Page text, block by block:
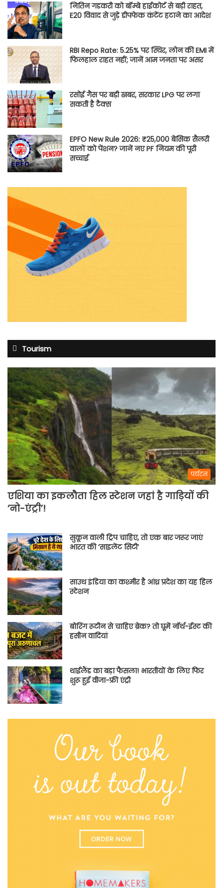
नितिन गडकरी को बॉम्बे हाईकोर्ट से बड़ी राहत,
E20 विवाद से जुड़े डीपफेक कंटेंट हटाने का आदेश
RBI Repo Rate: 5.25% पर स्थिर, लोन की EMI में
फिलहाल राहत नहीं; जानें आम जनता पर असर
रसोई गैस पर बड़ी खबर, सरकार LPG पर लगा
सकती है टैक्स
EPFO New Rule 2026: ₹25,000 बेसिक सैलरी
वालों को पेंशन? जानें नए PF नियम की पूरी
सच्चाई
Tourism
पर्यटन
एशिया का इकलौता हिल स्टेशन जहां है गाड़ियों की
‘नो-एंट्री’!
सुकून वाली ट्रिप चाहिए, तो एक बार जरूर जाएं
भारत की ‘साइलेंट सिटी’
साउथ इंडिया का कश्मीर है आंध्र प्रदेश का यह हिल
स्टेशन
बोरिंग रूटीन से चाहिए ब्रेक? तो घूमें नॉर्थ-ईस्ट की
हसीन वादियां
थाईलैंड का बड़ा फैसला! भारतीयों के लिए फिर
शुरू हुई वीजा-फ्री एंट्री